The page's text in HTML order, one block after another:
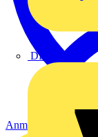
DEHN
Anmelden